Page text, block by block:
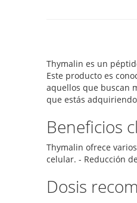
Thymalin es un
Este producto es
aquellos que buscan
que estás
Beneficios
Thymalin ofrece
celular. - Reducción
Dosis